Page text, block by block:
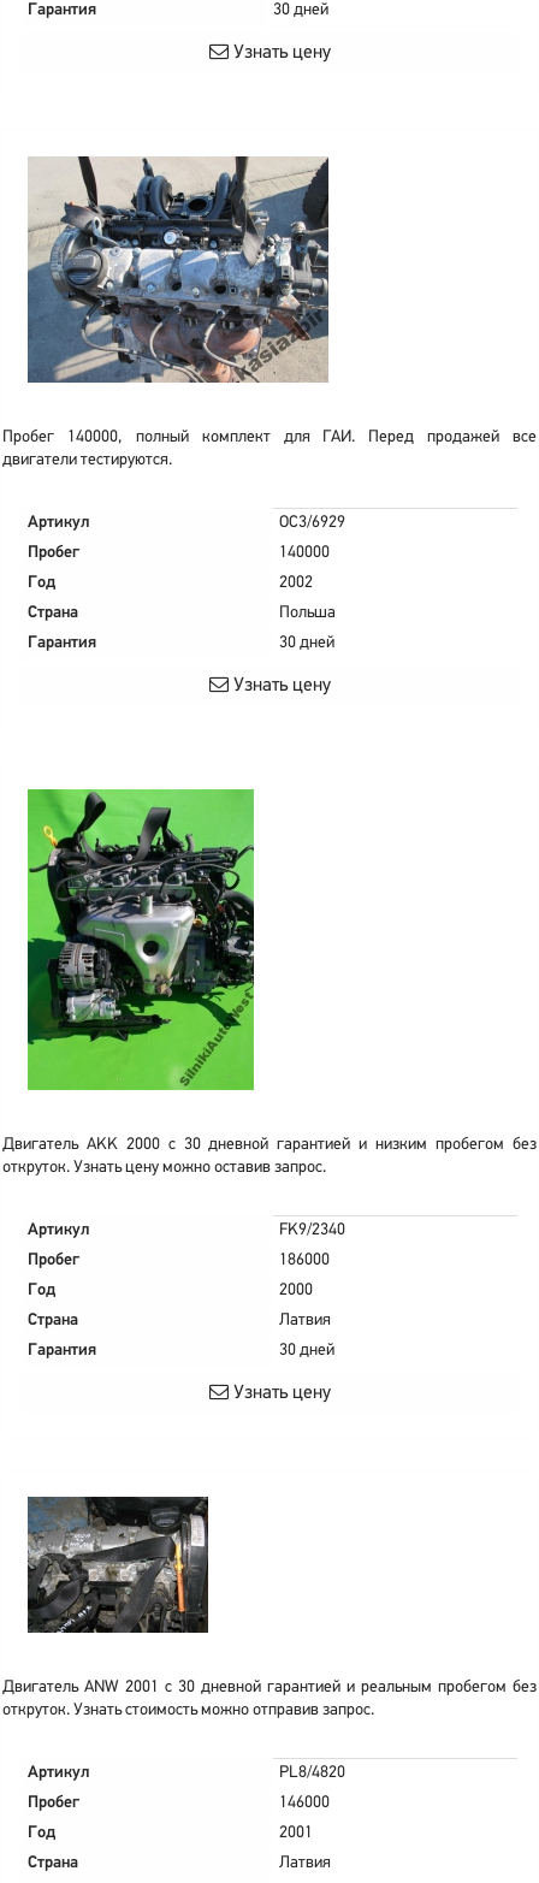
Гарантия
30 дней
Узнать цену
Пробег 140000, полный комплект для ГАИ. Перед продажей все
двигатели тестируются.
Артикул
OC3/6929
Пробег
140000
Год
2002
Страна
Польша
Гарантия
30 дней
Узнать цену
Двигатель AKK 2000 с 30 дневной гарантией и низким пробегом без
откруток. Узнать цену можно оставив запрос.
Артикул
FK9/2340
Пробег
186000
Год
2000
Страна
Латвия
Гарантия
30 дней
Узнать цену
Двигатель ANW 2001 с 30 дневной гарантией и реальным пробегом без
откруток. Узнать стоимость можно отправив запрос.
Артикул
PL8/4820
Пробег
146000
Год
2001
Страна
Латвия